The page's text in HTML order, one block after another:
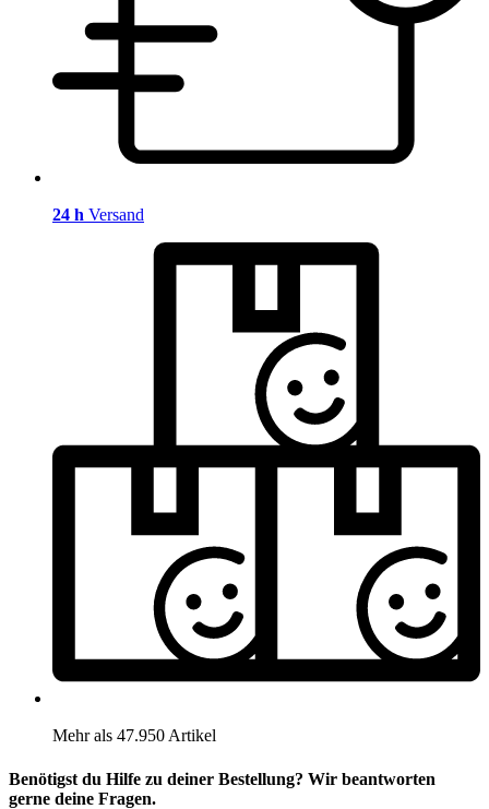
24 h Versand
Mehr als 47.950 Artikel
Benötigst du Hilfe zu deiner Bestellung? Wir beantworten
gerne deine Fragen.